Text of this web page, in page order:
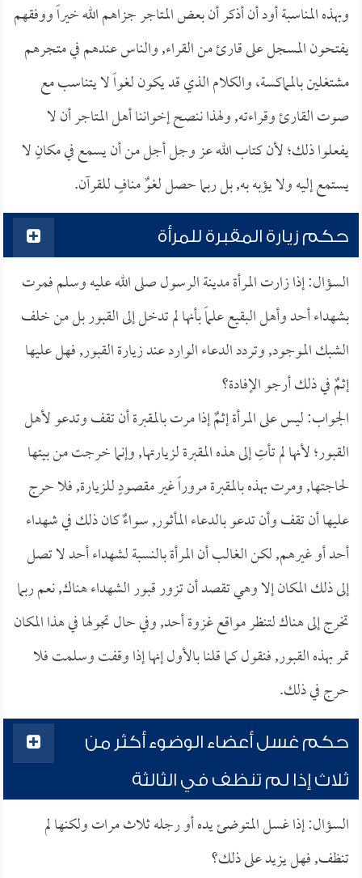
وبهذه المناسبة أود أن أذكر أن بعض المتاجر جزاهم الله خيراً ووفقهم
يفتحون المسجل على قارئ من القراء, والناس عندهم في متجرهم
مشتغلين بالمماكسة، والكلام الذي قد يكون لغواً لا يتناسب مع
صوت القارئ وقراءته, ولهذا ننصح إخواننا أهل المتاجر أن لا
يفعلوا ذلك؛ لأن كتاب الله عز وجل أجل من أن يسمع في مكانٍ لا
يستمع إليه ولا يؤبه به, بل ربما حصل لغوٌ منافٍ للقرآن.
حكم زيارة المقبرة للمرأة
السؤال: إذا زارت المرأة مدينة الرسول صلى الله عليه وسلم فمرت
بشهداء أحد وأهل البقيع علماً بأنها لم تدخل إلى القبور بل من خلف
الشبك الموجود, وتردد الدعاء الوارد عند زيارة القبور, فهل عليها
إثمٌ في ذلك أرجو الإفادة؟
الجواب: ليس على المرأة إثمٌ إذا مرت بالمقبرة أن تقف وتدعو لأهل
القبور؛ لأنها لم تأتِ إلى هذه المقبرة لزيارتها, وإنما خرجت من بيتها
لحاجتها, ومرت بهذه بالمقبرة مروراً غير مقصودٍ للزيارة, فلا حرج
عليها أن تقف وأن تدعو بالدعاء المأثور, سواءٌ كان ذلك في شهداء
أحد أو غيرهم, لكن الغالب أن المرأة بالنسبة لشهداء أحد لا تصل
إلى ذلك المكان إلا وهي تقصد أن تزور قبور الشهداء هناك, نعم ربما
تخرج إلى هناك لتنظر مواقع غزوة أحد, وفي حال تجولها في هذا المكان
تمر بهذه القبور, فنقول كما قلنا بالأول إنها إذا وقفت وسلمت فلا
حرج في ذلك.
حكم غسل أعضاء الوضوء أكثر من
ثلاث إذا لم تنظف في الثالثة
السؤال: إذا غسل المتوضئ يده أو رجله ثلاث مرات ولكنها لم
تنظف, فهل يزيد على ذلك؟